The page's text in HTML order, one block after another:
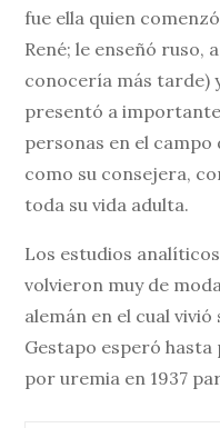
fue ella quien
René; le enseñó ruso,
conocería más tarde)
presentó a
personas en el campo
como su consejera,
toda su vida adulta.
Los estudios
volvieron muy de
alemán en el cual
Gestapo esperó hasta
por uremia en 1937